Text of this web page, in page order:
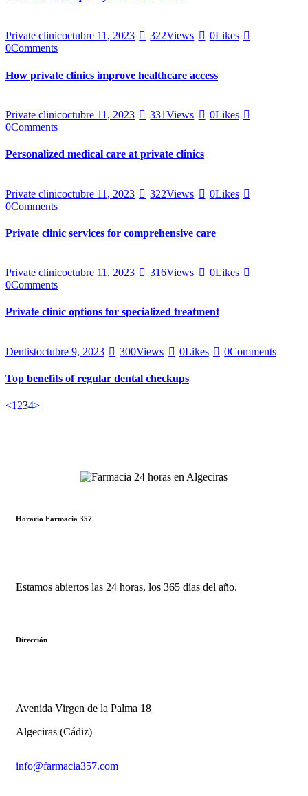
Private clinicoctubre 11, 2023 322Views 0Likes
0Comments
How private clinics improve healthcare access
Private clinicoctubre 11, 2023 331Views 0Likes
0Comments
Personalized medical care at private clinics
Private clinicoctubre 11, 2023 322Views 0Likes
0Comments
Private clinic services for comprehensive care
Private clinicoctubre 11, 2023 316Views 0Likes
0Comments
Private clinic options for specialized treatment
Dentistoctubre 9, 2023 300Views 0Likes 0Comments
Top benefits of regular dental checkups
<1 234>
Horario Farmacia 357
Estamos abiertos las 24 horas, los 365 días del año.
Dirección
Avenida Virgen de la Palma 18
Algeciras (Cádiz)
info@farmacia357.com